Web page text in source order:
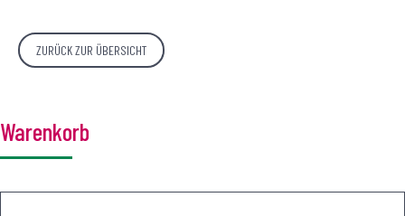
ZURÜCK ZUR ÜBERSICHT
Warenkorb